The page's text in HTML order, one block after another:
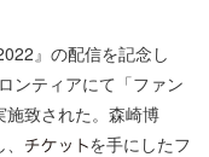
』の配信を記念し
ンティアにて「ファン
施致された。森崎博
を手にしたフ